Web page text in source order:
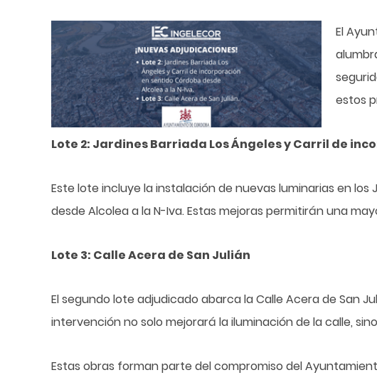
El
estos
Lote 2: Jardines Barriada Los Ángeles y Carril de
Este lote incluye la instalación de nuevas luminarias en
desde Alcolea a la N-Iva. Estas mejoras permitirán una
Lote 3: Calle Acera de San Julián
El segundo lote adjudicado abarca la Calle Acera de San
intervención no solo mejorará la iluminación de la calle,
Estas obras forman parte del compromiso del